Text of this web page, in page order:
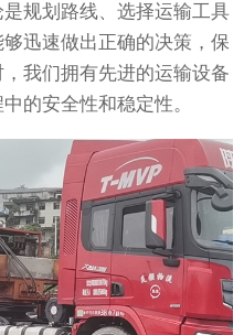
规划路线、选择运输工具
迅速做出正确的决策，保
我们拥有先进的运输设备
的安全性和稳定性。